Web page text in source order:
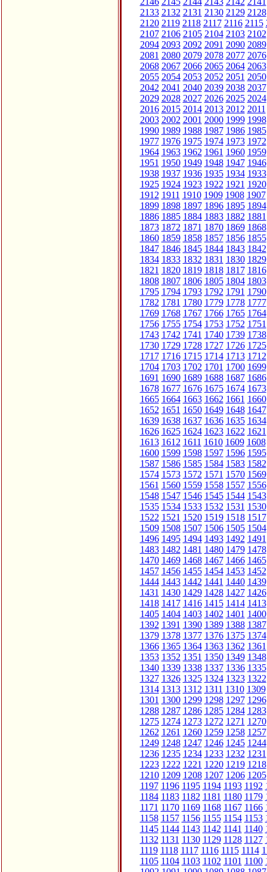
2133 2132 2131 2130 2129 2128
2120 2119 2118 2117 2116 2115
2107 2106 2105 2104 2103 2102
2094 2093 2092 2091 2090 2089
2081 2080 2079 2078 2077 2076
2068 2067 2066 2065 2064 2063
2055 2054 2053 2052 2051 2050
2042 2041 2040 2039 2038 2037
2029 2028 2027 2026 2025 2024
2016 2015 2014 2013 2012 2011
2003 2002 2001 2000 1999 1998
1990 1989 1988 1987 1986 1985
1977 1976 1975 1974 1973 1972
1964 1963 1962 1961 1960 1959
1951 1950 1949 1948 1947 1946
1938 1937 1936 1935 1934 1933
1925 1924 1923 1922 1921 1920
1912 1911 1910 1909 1908 1907
1899 1898 1897 1896 1895 1894
1886 1885 1884 1883 1882 1881
1873 1872 1871 1870 1869 1868
1860 1859 1858 1857 1856 1855
1847 1846 1845 1844 1843 1842
1834 1833 1832 1831 1830 1829
1821 1820 1819 1818 1817 1816
1808 1807 1806 1805 1804 1803
1795 1794 1793 1792 1791 1790
1782 1781 1780 1779 1778 1777
1769 1768 1767 1766 1765 1764
1756 1755 1754 1753 1752 1751
1743 1742 1741 1740 1739 1738
1730 1729 1728 1727 1726 1725
1717 1716 1715 1714 1713 1712
1704 1703 1702 1701 1700 1699
1691 1690 1689 1688 1687 1686
1678 1677 1676 1675 1674 1673
1665 1664 1663 1662 1661 1660
1652 1651 1650 1649 1648 1647
1639 1638 1637 1636 1635 1634
1626 1625 1624 1623 1622 1621
1613 1612 1611 1610 1609 1608
1600 1599 1598 1597 1596 1595
1587 1586 1585 1584 1583 1582
1574 1573 1572 1571 1570 1569
1561 1560 1559 1558 1557 1556
1548 1547 1546 1545 1544 1543
1535 1534 1533 1532 1531 1530
1522 1521 1520 1519 1518 1517
1509 1508 1507 1506 1505 1504
1496 1495 1494 1493 1492 1491
1483 1482 1481 1480 1479 1478
1470 1469 1468 1467 1466 1465
1457 1456 1455 1454 1453 1452
1444 1443 1442 1441 1440 1439
1431 1430 1429 1428 1427 1426
1418 1417 1416 1415 1414 1413
1405 1404 1403 1402 1401 1400
1392 1391 1390 1389 1388 1387
1379 1378 1377 1376 1375 1374
1366 1365 1364 1363 1362 1361
1353 1352 1351 1350 1349 1348
1340 1339 1338 1337 1336 1335
1327 1326 1325 1324 1323 1322
1314 1313 1312 1311 1310 1309
1301 1300 1299 1298 1297 1296
1288 1287 1286 1285 1284 1283
1275 1274 1273 1272 1271 1270
1262 1261 1260 1259 1258 1257
1249 1248 1247 1246 1245 1244
1236 1235 1234 1233 1232 1231
1223 1222 1221 1220 1219 1218
1210 1209 1208 1207 1206 1205
1197 1196 1195 1194 1193 1192
1184 1183 1182 1181 1180 1179
1171 1170 1169 1168 1167 1166
1158 1157 1156 1155 1154 1153
1145 1144 1143 1142 1141 1140
1132 1131 1130 1129 1128 1127
1119 1118 1117 1116 1115 1114
1105 1104 1103 1102 1101 1100